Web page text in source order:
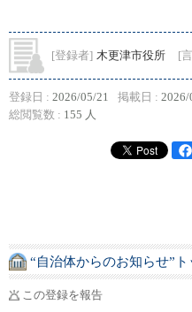
[登録者] 木更津市役所 [
登録日 : 2026/05/21 掲載日 : 2026/
総閲覧数 : 155 人
“自治体からのお知らせ”
この登録を報告